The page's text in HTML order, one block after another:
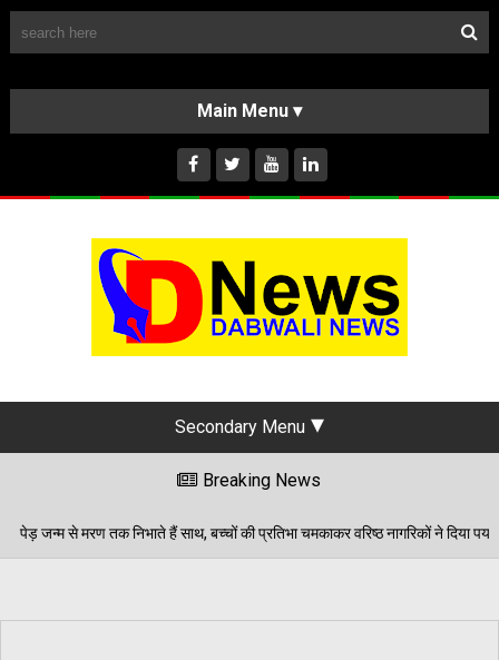
HOME
ABOUT US
INSTAGRAM
Secondary Menu
Breaking News
की प्रतिभा चमकाकर वरिष्ठ नागरिकों ने दिया पर्यावरण संरक्षण का संदेश